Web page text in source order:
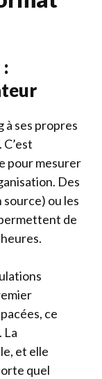
à ses propres
pour mesurer
Des
source) ou les
de
ce
La
et elle
quel